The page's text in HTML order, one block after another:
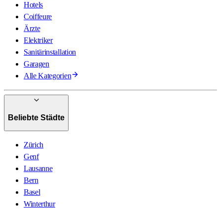
Hotels
Coiffeure
Ärzte
Elektriker
Sanitärinstallation
Garagen
Alle Kategorien
Beliebte Städte
Zürich
Genf
Lausanne
Bern
Basel
Winterthur